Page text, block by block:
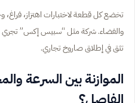
تخضع كل قطعة لاختبارات اهتزاز،
والفضاء. شركة مثل “سبيس إكس” تجري
تثق في إطلاق صاروخ تجاري.
الموازنة بين السرعة